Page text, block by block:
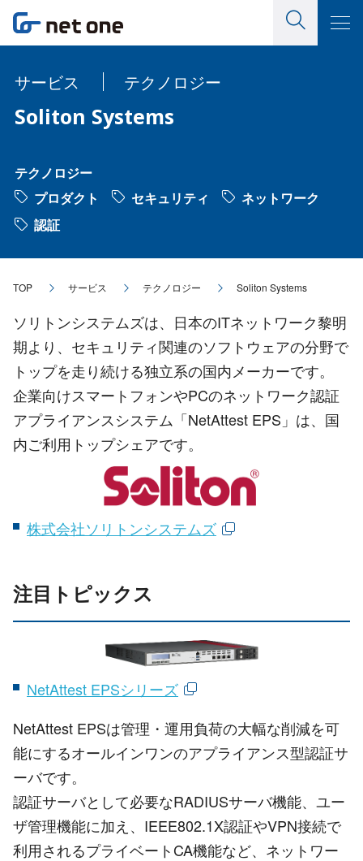
サービス テクノロジー
Soliton Systems
テクノロジー
プロダクト
セキュリティ
ネットワーク
認証
TOP サービス テクノロジー Soliton Systems
ソリトンシステムズは、日本のITネットワーク黎明
期より、セキュリティ関連のソフトウェアの分野で
トップを走り続ける独立系の国内メーカーです。
企業向けスマートフォンやPCのネットワーク認証
アプライアンスシステム「NetAttest EPS」は、国
内ご利用トップシェアです。
株式会社ソリトンシステムズ
注目トピックス
NetAttest EPSシリーズ
NetAttest EPSは管理・運用負荷の大幅な削減を可
能にするオールインワンのアプライアンス型認証サ
ーバです。
認証サーバとして必要なRADIUSサーバ機能、ユー
ザ管理機能に加え、IEEE802.1X認証やVPN接続で
利用されるプライベートCA機能など、ネットワー